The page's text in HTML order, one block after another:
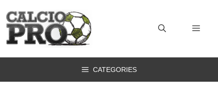
contenuto
CATEGORIES